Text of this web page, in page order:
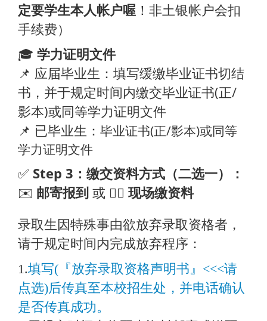
定要学生本人帐户喔 ！非土银帐户会扣
手续费）
🎓 学力证明文件
📌 应届毕业生：填写缓缴毕业证书切结
书，并于规定时间内缴交毕业证书(正/
影本)或同等学力证明文件
📌 已毕业生： 毕业证书(正/影本)或同等
学力证明文件
✅ Step 3：缴交资料方式（二选一）：
✉️ 邮寄报到 或 🙋‍♂️现场缴资料
录取生因特殊事由欲放弃录取资格者，
请于规定时间内完成放弃程序：
1.填写(『放弃录取资格声明书』<<<请
点选)后传真至本校招生处，并电话确认
是否传真成功。